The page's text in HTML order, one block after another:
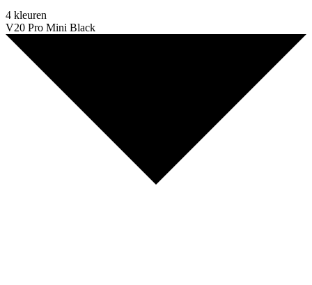
4 kleuren
V20 Pro Mini Black